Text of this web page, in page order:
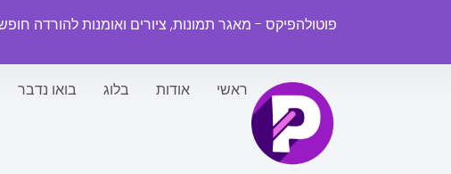
פוטולהפיקס - מאגר תמונות, ציורים ואומנות להורדה
ראשי אודות בלוג בואו נדבר